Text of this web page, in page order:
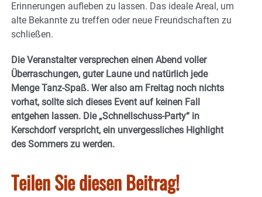
Erinnerungen aufleben zu lassen. Das ideale Areal, um
alte Bekannte zu treffen oder neue Freundschaften zu
schließen.
Die Veranstalter versprechen einen Abend voller
Überraschungen, guter Laune und natürlich jede
Menge Tanz-Spaß. Wer also am Freitag noch nichts
vorhat, sollte sich dieses Event auf keinen Fall
entgehen lassen. Die „Schnellschuss-Party“ in
Kerschdorf verspricht, ein unvergessliches Highlight
des Sommers zu werden.
Teilen Sie diesen Beitrag!